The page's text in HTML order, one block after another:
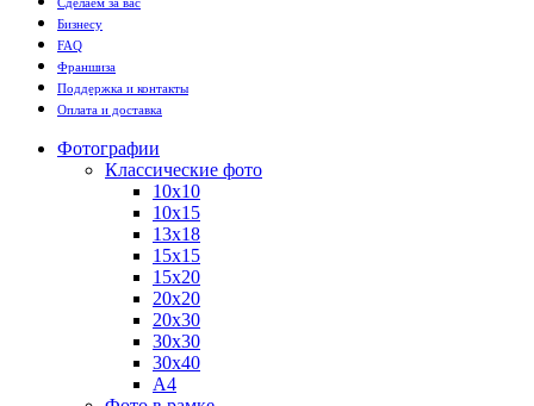
Бизнесу
FAQ
Франшиза
Поддержка и контакты
Оплата и доставка
Фотографии
Классические фото
10х10
10х15
13х18
15х15
15х20
20х20
20х30
30х30
30х40
А4